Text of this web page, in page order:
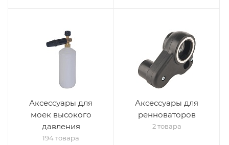
Аксессуары для
моек высокого
давления
194 товара
Аксессуары для
ренноваторов
2 товара